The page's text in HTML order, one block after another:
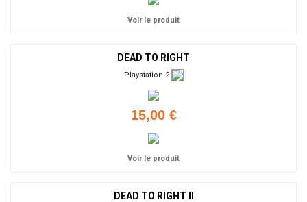
Voir le produit
DEAD TO RIGHT
Playstation 2
15,00 €
Voir le produit
DEAD TO RIGHT II